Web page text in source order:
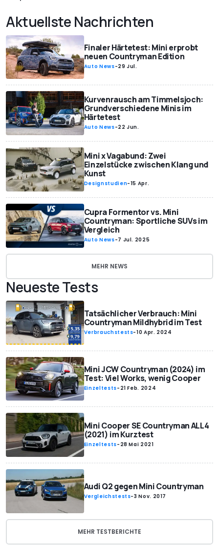
Aktuellste Nachrichten
Finaler Härtetest: Mini erprobt
neuen Countryman Edition
Auto News-29 Jul.
Kurvenrausch am Timmelsjoch:
Grundverschiedene Minis im
Härtetest
Auto News-22 Jun.
Mini x Vagabund: Zwei
Einzelstücke zwischen Klang und
Kunst
Designstudien-15 Apr.
Cupra Formentor vs. Mini
Countryman: Sportliche SUVs im
Vergleich
Auto News-7 Jul. 2025
MEHR NEWS
Neueste Tests
Tatsächlicher Verbrauch: Mini
Countryman Mildhybrid im Test
Verbrauchstests-10 Apr. 2024
Mini JCW Countryman (2024) im
Test: Viel Works, wenig Cooper
Einzeltests- 21 Feb. 2024
Mini Cooper SE Countryman ALL4
(2021) im Kurztest
Einzeltests- 28 Mai 2021
Audi Q2 gegen Mini Countryman
Vergleichstests-3 Nov. 2017
MEHR TESTBERICHTE